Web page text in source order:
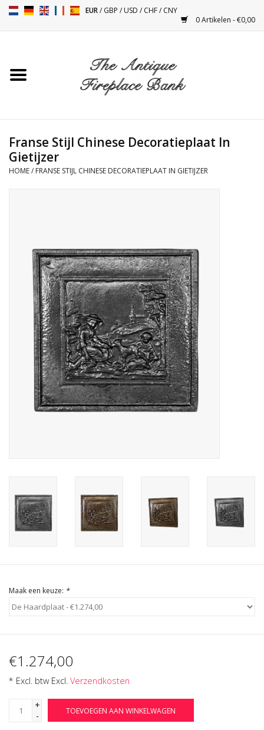
EUR/GBP /USD /CHF/CNY
0 Artikelen - €0,00
Toebehoren
Kacheltjes
Objecten
Decoratieve Outdoor
Objecten
Vloeren - Steen, Terra Cotta
& Marmer
Tevreden Klanten
Login
Franse Stijl Chinese Decoratieplaat In
Gietijzer
HOME/ FRANSE STIJL CHINESE DECORATIEPLAAT IN GIETIJZER
Maak een keuze: *
€1.274,00
* Excl. btw Excl. Verzendkosten
+
-
TOEVOEGEN AAN WINKELWAGEN